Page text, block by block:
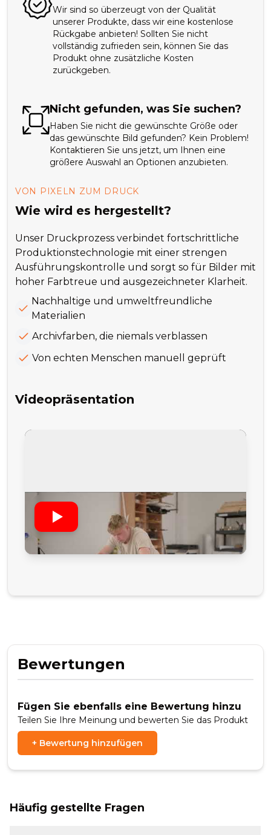
Wir sind so überzeugt von der Qualität
unserer Produkte, dass wir eine kostenlose
Rückgabe anbieten! Sollten Sie nicht
vollständig zufrieden sein, können Sie das
Produkt ohne zusätzliche Kosten
zurückgeben.
Nicht gefunden, was Sie suchen?
Haben Sie nicht die gewünschte Größe oder
das gewünschte Bild gefunden? Kein Problem!
Kontaktieren Sie uns jetzt, um Ihnen eine
größere Auswahl an Optionen anzubieten.
VON PIXELN ZUM DRUCK
Wie wird es hergestellt?
Unser Druckprozess verbindet fortschrittliche
Produktionstechnologie mit einer strengen
Ausführungskontrolle und sorgt so für Bilder mit
hoher Farbtreue und ausgezeichneter Klarheit.
Nachhaltige und umweltfreundliche
Materialien
Archivfarben, die niemals verblassen
Von echten Menschen manuell geprüft
Videopräsentation
Bewertungen
Fügen Sie ebenfalls eine Bewertung hinzu
Teilen Sie Ihre Meinung und bewerten Sie das Produkt
+ Bewertung hinzufügen
Häufig gestellte Fragen